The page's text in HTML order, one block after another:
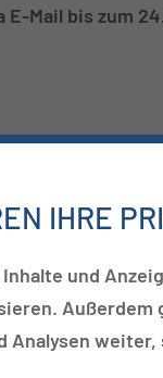
Mail bis zum
erhoben.
IHRE
und
Analysen